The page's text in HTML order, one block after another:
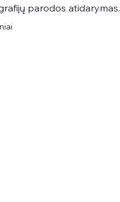
parodos atidarymas.